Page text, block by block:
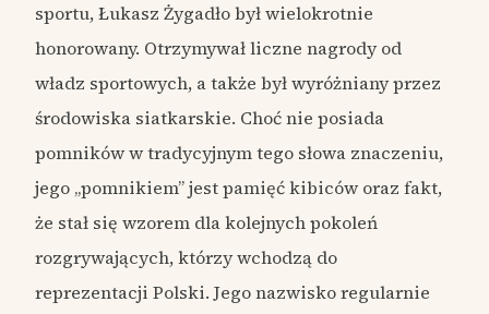
sportu, Łukasz Żygadło był wielokrotnie
honorowany. Otrzymywał liczne nagrody od
władz sportowych, a także był wyróżniany przez
środowiska siatkarskie. Choć nie posiada
pomników w tradycyjnym tego słowa znaczeniu,
jego „pomnikiem” jest pamięć kibiców oraz fakt,
że stał się wzorem dla kolejnych pokoleń
rozgrywających, którzy wchodzą do
reprezentacji Polski. Jego nazwisko regularnie